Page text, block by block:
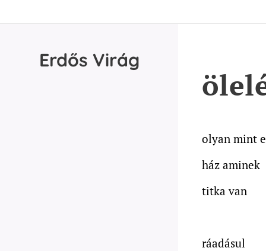
Erdős Virág
olyan mint
ház aminek
titka van
ráadásul